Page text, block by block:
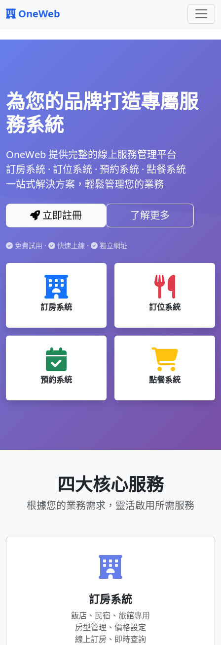
OneWeb
為您的品牌打造專屬服
務系統
OneWeb 提供完整的線上服務管理平台
訂房系統 · 訂位系統 · 預約系統 · 點餐系統
一站式解決方案，輕鬆管理您的業務
立即註冊 了解更多
免費試用 · 快速上線 · 獨立網址
訂房系統 訂位系統
預約系統 點餐系統
四大核心服務
根據您的業務需求，靈活啟用所需服務
訂房系統
飯店、民宿、旅館專用
房型管理、價格設定
線上訂房、即時查詢